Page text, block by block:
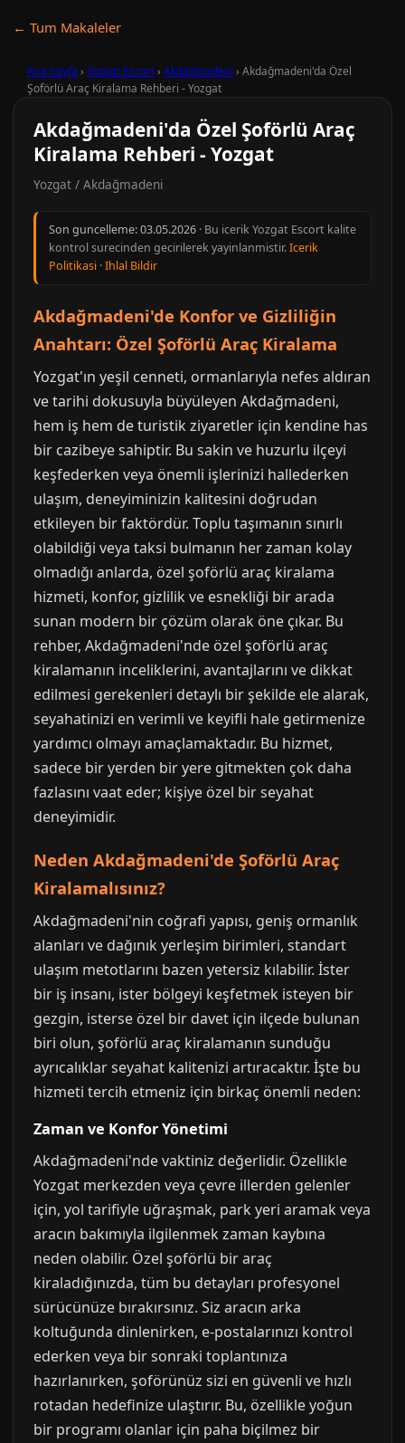
← Tum Makaleler
Ana Sayfa › Yozgat Escort› Akdağmadeni › Akdağmadeni'da Özel
Şoförlü Araç Kiralama Rehberi - Yozgat
Akdağmadeni'da Özel Şoförlü Araç
Kiralama Rehberi - Yozgat
Yozgat / Akdağmadeni
Son guncelleme:03.05.2026 · Bu icerik Yozgat Escort kalite
kontrol surecinden gecirilerek yayinlanmistir.Icerik
Politikasi ·Ihlal Bildir
Akdağmadeni'de Konfor ve Gizliliğin
Anahtarı: Özel Şoförlü Araç Kiralama
Yozgat'ın yeşil cenneti, ormanlarıyla nefes aldıran
ve tarihi dokusuyla büyüleyen Akdağmadeni,
hem iş hem de turistik ziyaretler için kendine has
bir cazibeye sahiptir. Bu sakin ve huzurlu ilçeyi
keşfederken veya önemli işlerinizi hallederken
ulaşım, deneyiminizin kalitesini doğrudan
etkileyen bir faktördür. Toplu taşımanın sınırlı
olabildiği veya taksi bulmanın her zaman kolay
olmadığı anlarda, özel şoförlü araç kiralama
hizmeti, konfor, gizlilik ve esnekliği bir arada
sunan modern bir çözüm olarak öne çıkar. Bu
rehber, Akdağmadeni'nde özel şoförlü araç
kiralamanın inceliklerini, avantajlarını ve dikkat
edilmesi gerekenleri detaylı bir şekilde ele alarak,
seyahatinizi en verimli ve keyifli hale getirmenize
yardımcı olmayı amaçlamaktadır. Bu hizmet,
sadece bir yerden bir yere gitmekten çok daha
fazlasını vaat eder; kişiye özel bir seyahat
deneyimidir.
Neden Akdağmadeni'de Şoförlü Araç
Kiralamalısınız?
Akdağmadeni'nin coğrafi yapısı, geniş ormanlık
alanları ve dağınık yerleşim birimleri, standart
ulaşım metotlarını bazen yetersiz kılabilir. İster
bir iş insanı, ister bölgeyi keşfetmek isteyen bir
gezgin, isterse özel bir davet için ilçede bulunan
biri olun, şoförlü araç kiralamanın sunduğu
ayrıcalıklar seyahat kalitenizi artıracaktır. İşte bu
hizmeti tercih etmeniz için birkaç önemli neden:
Zaman ve Konfor Yönetimi
Akdağmadeni'nde vaktiniz değerlidir. Özellikle
Yozgat merkezden veya çevre illerden gelenler
için, yol tarifiyle uğraşmak, park yeri aramak veya
aracın bakımıyla ilgilenmek zaman kaybına
neden olabilir. Özel şoförlü bir araç
kiraladığınızda, tüm bu detayları profesyonel
sürücünüze bırakırsınız. Siz aracın arka
koltuğunda dinlenirken, e-postalarınızı kontrol
ederken veya bir sonraki toplantınıza
hazırlanırken, şoförünüz sizi en güvenli ve hızlı
rotadan hedefinize ulaştırır. Bu, özellikle yoğun
bir programı olanlar için paha biçilmez bir